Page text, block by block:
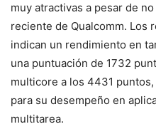
muy atractivas a pesar de
reciente de Qualcomm. Los
indican un rendimiento en
una puntuación de 1732
multicore a los 4431
para su desempeño en
multitarea.